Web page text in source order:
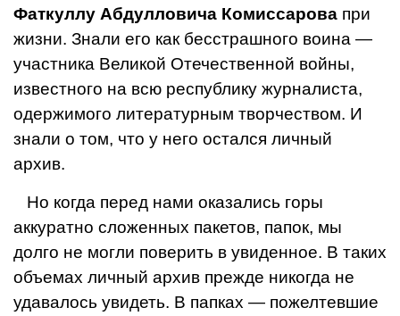
Фаткуллу Абдулловича Комиссарова при
жизни. Знали его как бесстрашного воина —
участника Великой Отечественной войны,
известного на всю республику журналиста,
одержимого литератур­ным творчеством. И
знали о том, что у него остался личный
архив.
Но когда перед нами оказались горы
аккуратно сложенных пакетов, папок, мы
долго не могли поверить в увиденное. В таких
объемах лич­ный архив прежде никогда не
уда­валось увидеть. В папках — пожел­тевшие